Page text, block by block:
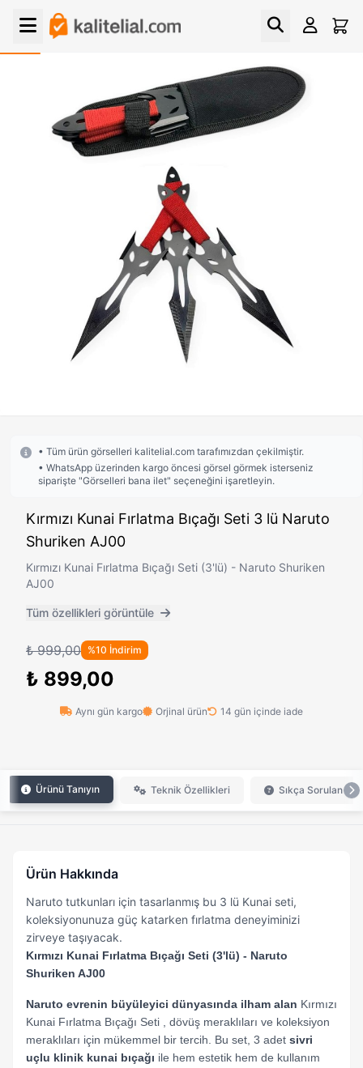
• Tüm ürün görselleri kalitelial.com tarafımızdan çekilmiştir.
• WhatsApp üzerinden kargo öncesi görsel görmek isterseniz
siparişte "Görselleri bana ilet" seçeneğini işaretleyin.
Kırmızı Kunai Fırlatma Bıçağı Seti 3 lü Naruto
Shuriken AJ00
Kırmızı Kunai Fırlatma Bıçağı Seti (3'lü) - Naruto Shuriken
AJ00
Tüm özellikleri görüntüle
₺ 999,00 %10 İndirim
₺ 899,00
Aynı gün kargo Orjinal ürün 14 gün içinde iade
Ürünü Tanıyın Teknik Özellikleri Sıkça Sorulan
Ürün Hakkında
Naruto tutkunları için tasarlanmış bu 3 lü Kunai seti,
koleksiyonunuza güç katarken fırlatma deneyiminizi
zirveye taşıyacak.
Kırmızı Kunai Fırlatma Bıçağı Seti (3'lü) - Naruto
Shuriken AJ00
Naruto evrenin büyüleyici dünyasında ilham alan Kırmızı
Kunai Fırlatma Bıçağı Seti , dövüş meraklıları ve koleksiyon
meraklıları için mükemmel bir tercih. Bu set, 3 adet sivri
uçlu klinik kunai bıçağı ile hem estetik hem de kullanım